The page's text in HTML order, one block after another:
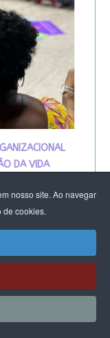
nosso site. Ao navegar
de cookies.
DA VIDA